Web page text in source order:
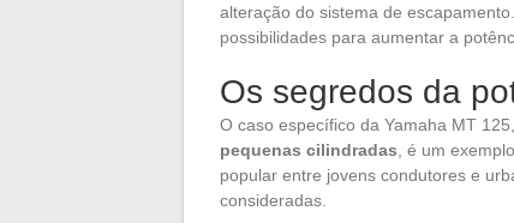
alteração do sistema de
possibilidades para aumentar a
Os segredos da
O caso específico da Yamaha MT
pequenas cilindradas , é um
popular entre jovens condutores e
consideradas.